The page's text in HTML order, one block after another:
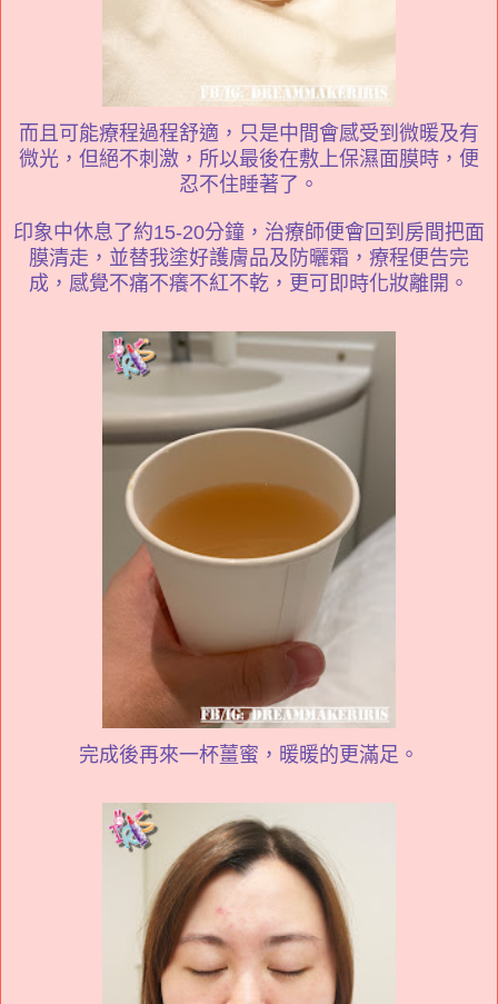
而且可能療程過程舒適，只是中間 會感受到微暖及有
微光，但絕不刺激，所以最後在敷上保濕面膜時，便
忍不住睡著了。
印象中休息了約15-20分鐘，治療師便會回到房間把面
膜清走，並替我塗好護膚品及防曬霜，療程便告完
成，感覺不痛不癢不紅不乾，更可即時化妝離開。
完成後再來一杯薑蜜，暖暖的更滿足。